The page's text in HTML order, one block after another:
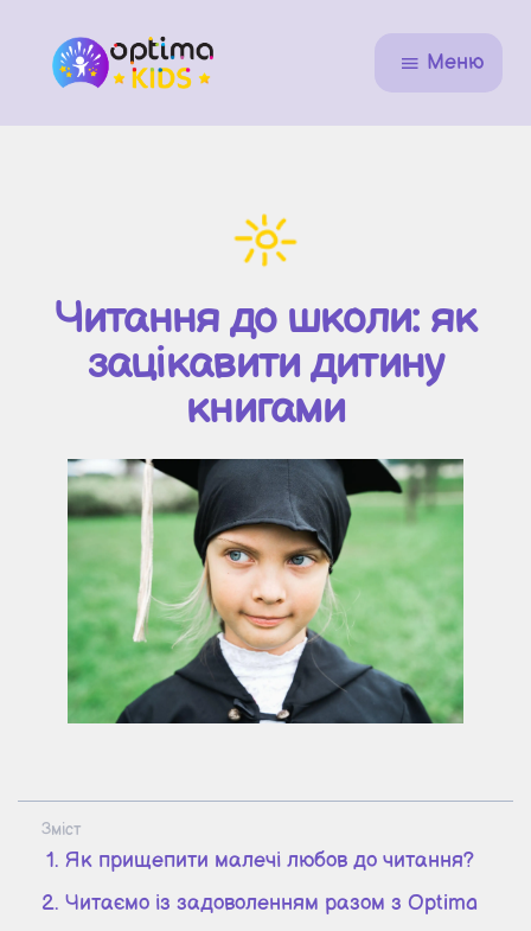
Меню
Читання до школи: як
зацікавити дитину
книгами
Зміст
Як прищепити малечі любов до читання?
Читаємо із задоволенням разом з Optima